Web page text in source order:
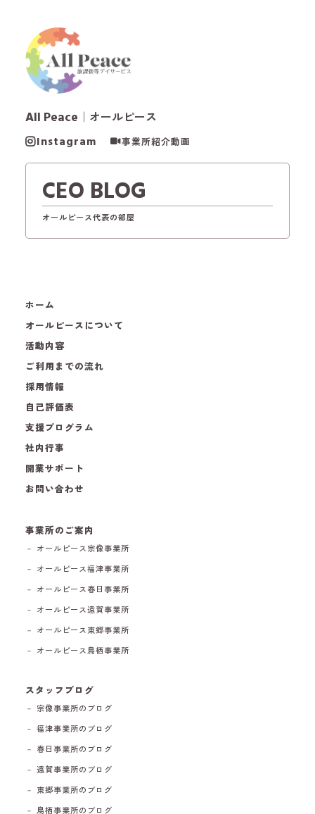
All Peace ｜オールピース
Instagram 事業所紹介動画
CEO BLOG
オールピース代表の部屋
ホーム
オールピースについて
活動内容
ご利用までの流れ
採用情報
自己評価表
支援プログラム
社内行事
開業サポート
お問い合わせ
事業所のご案内
－ オールピース宗像事業所
－ オールピース福津事業所
－ オールピース春日事業所
－ オールピース遠賀事業所
－ オールピース東郷事業所
－ オールピース鳥栖事業所
スタッフブログ
－ 宗像事業所のブログ
－ 福津事業所のブログ
－ 春日事業所のブログ
－ 遠賀事業所のブログ
－ 東郷事業所のブログ
－ 鳥栖事業所のブログ